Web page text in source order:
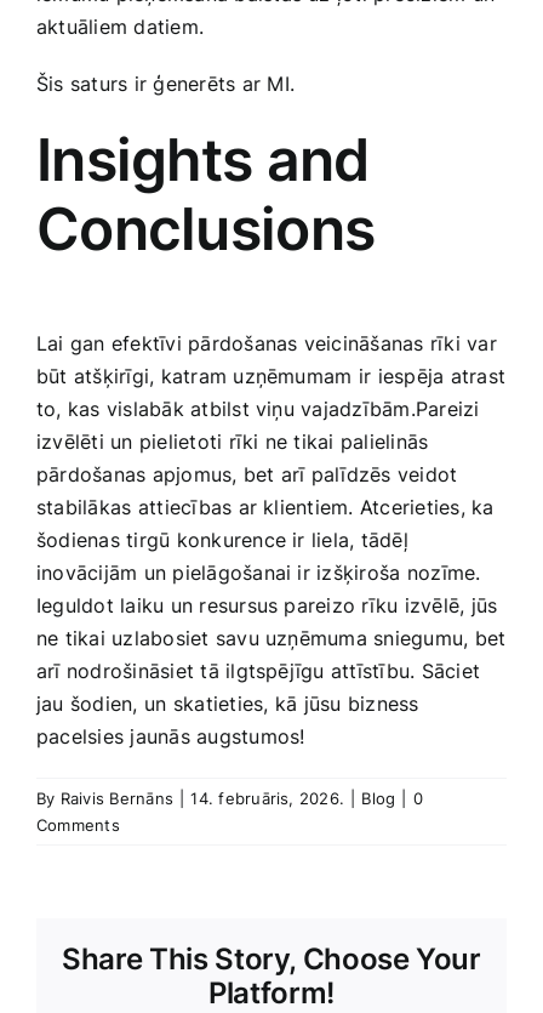
aktuāliem datiem.
Šis saturs ir ‍ģenerēts⁢ ar MI.
Insights and
Conclusions
Lai gan efektīvi pārdošanas ​veicināšanas rīki ‍var
būt atšķirīgi, katram uzņēmumam ir⁢ iespēja ​atrast
to, kas vislabāk atbilst viņu vajadzībām.Pareizi
izvēlēti un pielietoti rīki ne tikai palielinās ​
pārdošanas apjomus, bet‌ arī palīdzēs veidot
stabilākas⁣ attiecības ar klientiem. Atcerieties, ka
šodienas tirgū konkurence ir liela, tādēļ
inovācijām un pielāgošanai ir izšķiroša⁣ nozīme.
Ieguldot laiku un resursus pareizo rīku izvēlē, jūs
ne tikai uzlabosiet savu uzņēmuma sniegumu, bet
arī nodrošināsiet tā ilgtspējīgu attīstību. Sāciet
jau ‌šodien, un ⁣skatieties, ‍kā⁣ jūsu bizness
‍pacelsies jaunās augstumos!
By Raivis Bernāns 14. februāris, 2026. Blog
0
Comments
Share This Story, Choose Your
Platform!